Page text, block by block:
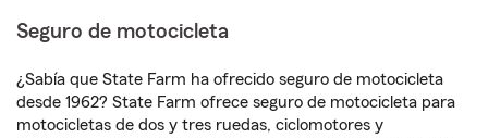
Seguro de motocicleta
¿Sabía que State Farm ha ofrecido seguro de motocicleta
desde 1962? State Farm ofrece seguro de motocicleta para
motocicletas de dos y tres ruedas, ciclomotores y